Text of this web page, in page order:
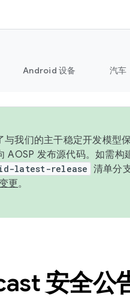
Android 设备 汽车
与我们的主干稳定开发模型
AOSP 发布源代码。如需构
latest-release 清单分
更。
安全公